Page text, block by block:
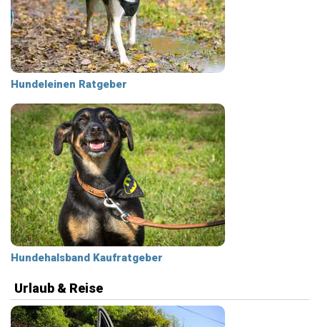
Hundeleinen Ratgeber
Hundehalsband Kaufratgeber
Urlaub & Reise